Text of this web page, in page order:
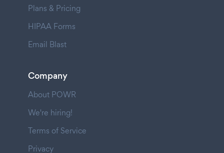
Plans & Pricing
HIPAA Forms
Email Blast
Company
About POWR
We're hiring!
Terms of Service
Privacy